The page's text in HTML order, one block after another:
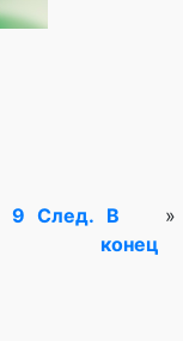
9 След. В
конец
»